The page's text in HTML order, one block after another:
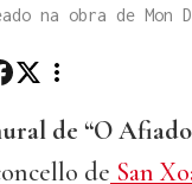
na obra de Mon
de “O
de San